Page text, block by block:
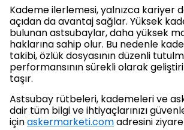
Kademe ilerlemesi, yalnızca kariyer
açıdan da avantaj sağlar. Yüksek
bulunan astsubaylar, daha yüksek
haklarına sahip olur. Bu nedenle
takibi, özlük dosyasının düzenli
performansının sürekli olarak
taşır.
Astsubay rütbeleri, kademeleri ve
dair tüm bilgi ve ihtiyaçlarınızı
içinaskermarketi.comadresini